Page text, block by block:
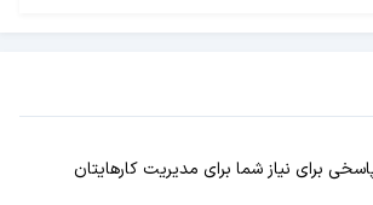
برای نیاز شما برای مدیریت کارهایتان